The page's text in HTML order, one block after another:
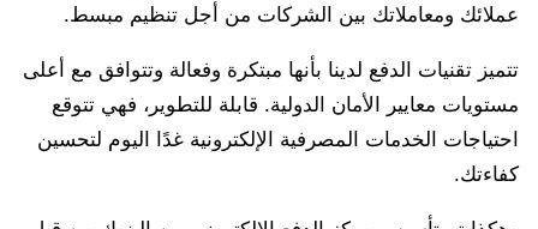
عملائك ومعاملاتك بين الشركات من أجل تنظيم مبسط.
تتميز تقنيات الدفع لدينا بأنها مبتكرة وفعالة وتتوافق مع أعلى
مستويات معايير الأمان الدولية. قابلة للتطوير، فهي تتوقع
احتياجات الخدمات المصرفية الإلكترونية غدًا اليوم لتحسين
كفاءتك.